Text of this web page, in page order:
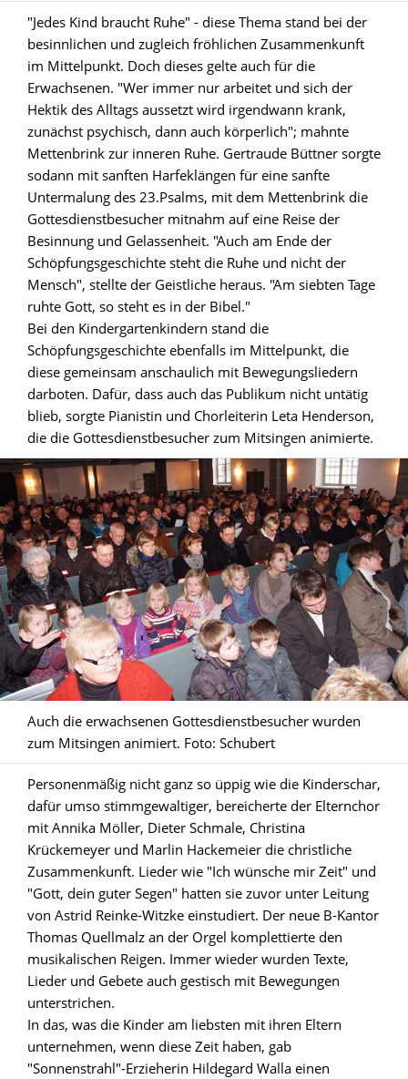
"Jedes Kind braucht Ruhe" - diese Thema stand bei der
besinnlichen und zugleich fröhlichen Zusammenkunft
im Mittelpunkt. Doch dieses gelte auch für die
Erwachsenen. "Wer immer nur arbeitet und sich der
Hektik des Alltags aussetzt wird irgendwann krank,
zunächst psychisch, dann auch körperlich"; mahnte
Mettenbrink zur inneren Ruhe. Gertraude Büttner sorgte
sodann mit sanften Harfeklängen für eine sanfte
Untermalung des 23.Psalms, mit dem Mettenbrink die
Gottesdienstbesucher mitnahm auf eine Reise der
Besinnung und Gelassenheit. "Auch am Ende der
Schöpfungsgeschichte steht die Ruhe und nicht der
Mensch", stellte der Geistliche heraus. "Am siebten Tage
ruhte Gott, so steht es in der Bibel."
Bei den Kindergartenkindern stand die
Schöpfungsgeschichte ebenfalls im Mittelpunkt, die
diese gemeinsam anschaulich mit Bewegungsliedern
darboten. Dafür, dass auch das Publikum nicht untätig
blieb, sorgte Pianistin und Chorleiterin Leta Henderson,
die die Gottesdienstbesucher zum Mitsingen animierte.
Auch die erwachsenen Gottesdienstbesucher wurden
zum Mitsingen animiert. Foto: Schubert
Personenmäßig nicht ganz so üppig wie die Kinderschar,
dafür umso stimmgewaltiger, bereicherte der Elternchor
mit Annika Möller, Dieter Schmale, Christina
Krückemeyer und Marlin Hackemeier die christliche
Zusammenkunft. Lieder wie "Ich wünsche mir Zeit" und
"Gott, dein guter Segen" hatten sie zuvor unter Leitung
von Astrid Reinke-Witzke einstudiert. Der neue B-Kantor
Thomas Quellmalz an der Orgel komplettierte den
musikalischen Reigen. Immer wieder wurden Texte,
Lieder und Gebete auch gestisch mit Bewegungen
unterstrichen.
In das, was die Kinder am liebsten mit ihren Eltern
unternehmen, wenn diese Zeit haben, gab
"Sonnenstrahl"-Erzieherin Hildegard Walla einen